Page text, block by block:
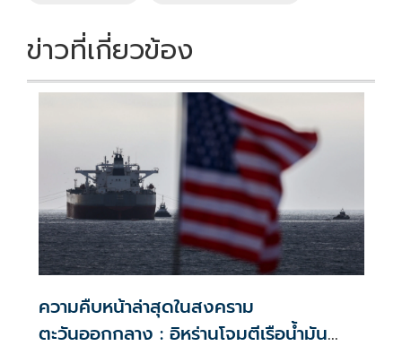
ข่าวที่เกี่ยวข้อง
ความคืบหน้าล่าสุดในสงคราม
ตะวันออกกลาง : อิหร่านโจมตีเรือน้ำมัน